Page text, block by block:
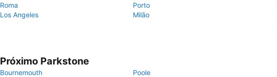
Roma
Porto
Los Angeles
Milão
Próximo Parkstone
Bournemouth Poole